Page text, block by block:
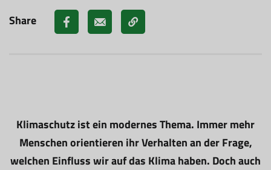
Share
Klimaschutz ist ein modernes Thema. Immer mehr
Menschen orientieren ihr Verhalten an der Frage,
welchen Einfluss wir auf das Klima haben. Doch auch